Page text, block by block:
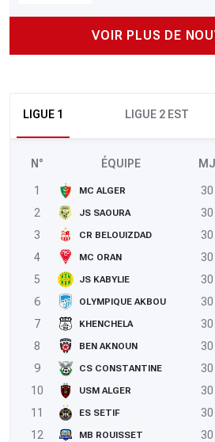
VOIR PLUS DE
LIGUE 1 LIGUE 2 EST
N° ÉQUIPE MJ
1 MC ALGER 30
2
JS SAOURA 30
3
CR BELOUIZDAD 30
4
MC ORAN 30
5
JS KABYLIE 30
6
OLYMPIQUE AKBOU 30
7
KHENCHELA 30
8
BEN AKNOUN 30
9
CS CONSTANTINE 30
10
USM ALGER 30
11
ES SETIF 30
12
MB ROUISSET 30